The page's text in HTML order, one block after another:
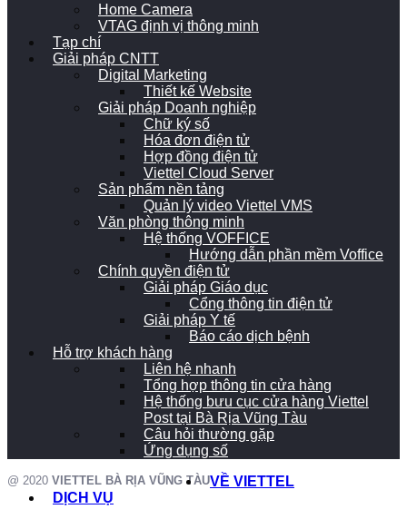
Home Camera
VTAG định vị thông minh
Tạp chí
Giải pháp CNTT
Digital Marketing
Thiết kế Website
Giải pháp Doanh nghiệp
Chữ ký số
Hóa đơn điện tử
Hợp đồng điện tử
Viettel Cloud Server
Sản phẩm nền tảng
Quản lý video Viettel VMS
Văn phòng thông minh
Hệ thống VOFFICE
Hướng dẫn phần mềm Voffice
Chính quyền điện tử
Giải pháp Giáo dục
Cổng thông tin điện tử
Giải pháp Y tế
Báo cáo dịch bệnh
Hỗ trợ khách hàng
Liên hệ nhanh
Tổng hợp thông tin cửa hàng
Hệ thống bưu cục cửa hàng Viettel
Post tại Bà Rịa Vũng Tàu
Câu hỏi thường gặp
Ứng dụng số
@ 2020 VIETTEL BÀ RỊA VŨNG TÀUVỀ VIETTEL
DỊCH VỤ